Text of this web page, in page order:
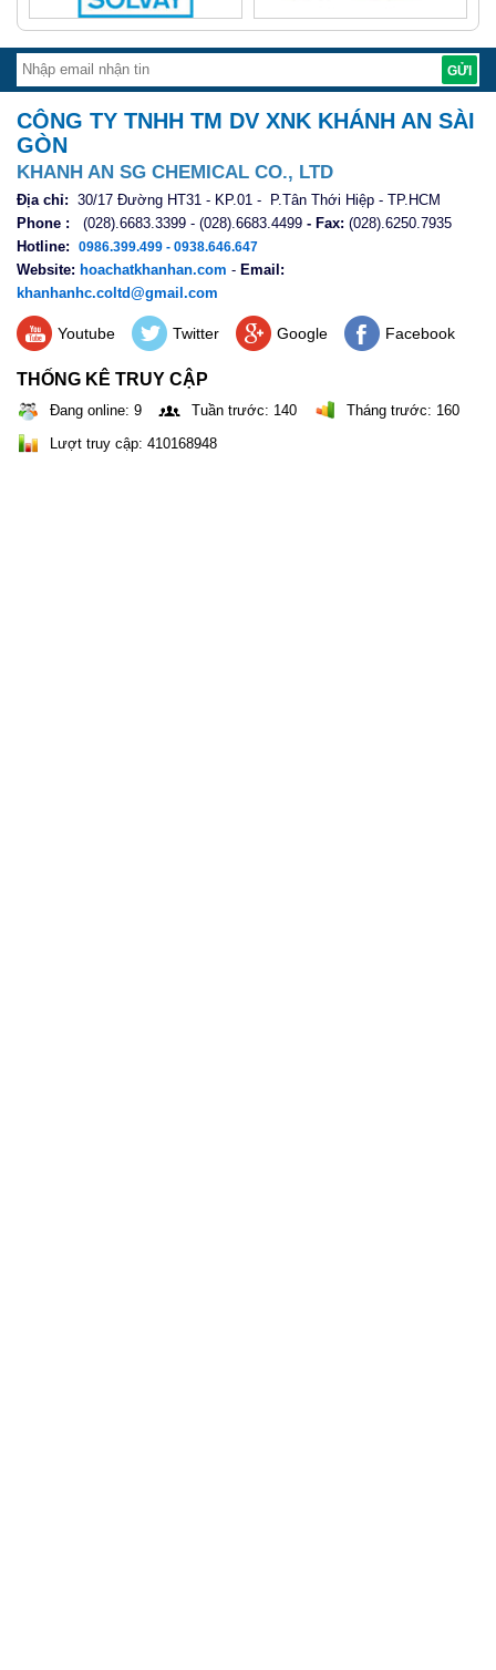
CÔNG TY TNHH TM DV XNK KHÁNH AN SÀI
GÒN
KHANH AN SG CHEMICAL CO., LTD
Địa chỉ: 30/17 Đường HT31 - KP.01 - P.Tân Thới Hiệp - TP.HCM
Phone : (028).6683.3399 - (028).6683.4499 - Fax: (028).6250.7935
Hotline:
0986.399.499 - 0938.646.647
Website: hoachatkhanhan.com - Email:
khanhanhc.coltd@gmail.com
Youtube Twitter Google Facebook
THỐNG KÊ TRUY CẬP
Đang online: 9 Tuần trước: 140
Tháng trước: 160
Lượt truy cập: 410168948